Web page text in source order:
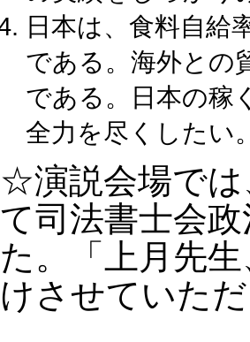
日本は、食料自給
である。海外との
である。日本の稼
全力を尽くしたい
☆演説会場では
て司法書士会
た。「上月先
けさせていた